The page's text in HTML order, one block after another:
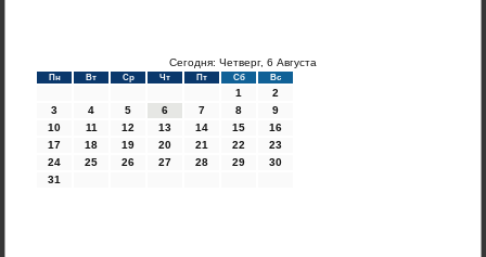
Сегодня: Четверг, 6 Августа
Пн Вт Ср Чт Пт Сб Вс
1
2
3
4 5 6 7 8
9
10
11 12 13 14 15
16
17
18 19 20 21 22
23
24
25 26 27 28 29
30
31